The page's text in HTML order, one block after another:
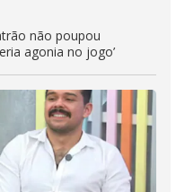
não poupou
agonia no jogo’